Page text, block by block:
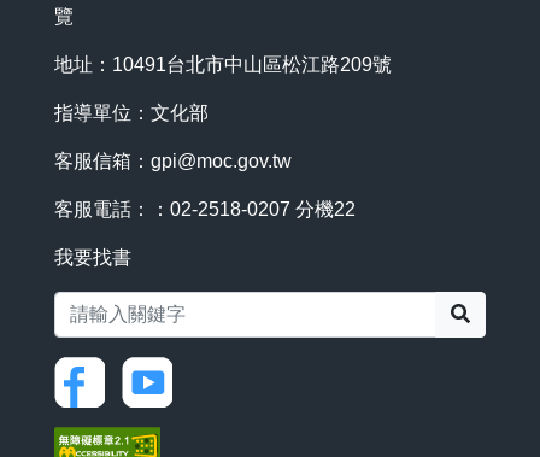
覽
地址：10491台北市中山區松江路209號
指導單位：文化部
客服信箱： gpi@moc.gov.tw
客服電話：：02-2518-0207 分機22
我要找書